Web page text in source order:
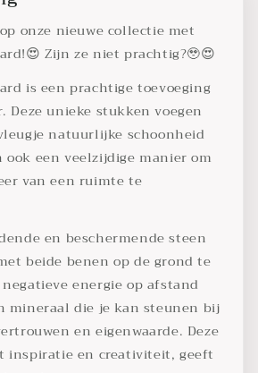
onze nieuwe collectie met
Zijn ze niet prachtig?🥹😍
is een prachtige toevoeging
unieke stukken voegen
natuurlijke schoonheid
ook een veelzijdige manier om
van een ruimte te
en beschermende steen
beide benen op de grond te
energie op afstand
mineraal die je kan steunen bij
en eigenwaarde. Deze
inspiratie en creativiteit, geeft